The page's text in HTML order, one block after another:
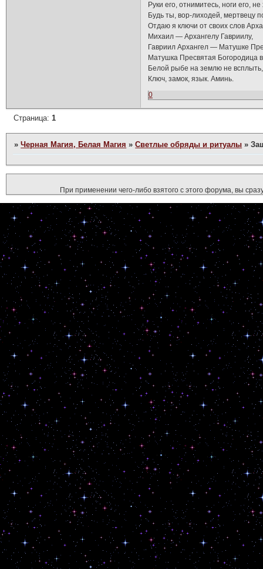
Руки его, отнимитесь, ноги его,
Будь ты, вор-лиходей, мертвецу
Отдаю я ключи от своих слов
Михаил — Архангелу Гавриилу,
Гавриил Архангел — Матушке
Матушка Пресвятая Богородица
Белой рыбе на землю не
Ключ, замок, язык. Аминь.
0
Страница: 1
»Черная Магия, Белая Магия »Светлые обряды и ритуалы »
При применении чего-либо взятого с этого форума, вы